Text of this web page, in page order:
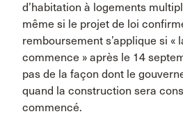
d’habitation à logements
même si le projet de loi
remboursement s’applique si «
commence » après le 14
pas de la façon dont le
quand la construction sera
commencé.